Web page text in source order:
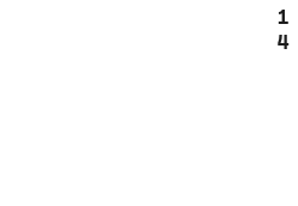
1
4